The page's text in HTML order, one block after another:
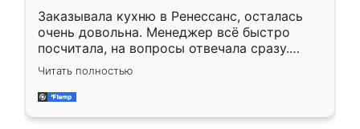
Заказывала кухню в Ренессанс, осталась
очень довольна. Менеджер всё быстро
посчитала, на вопросы отвечала сразу.
Замерщик приехал в субботу, подошёл к
делу со всей ответственностью. Собрали
за день, ребята работали аккуратно, даже
Читать полностью